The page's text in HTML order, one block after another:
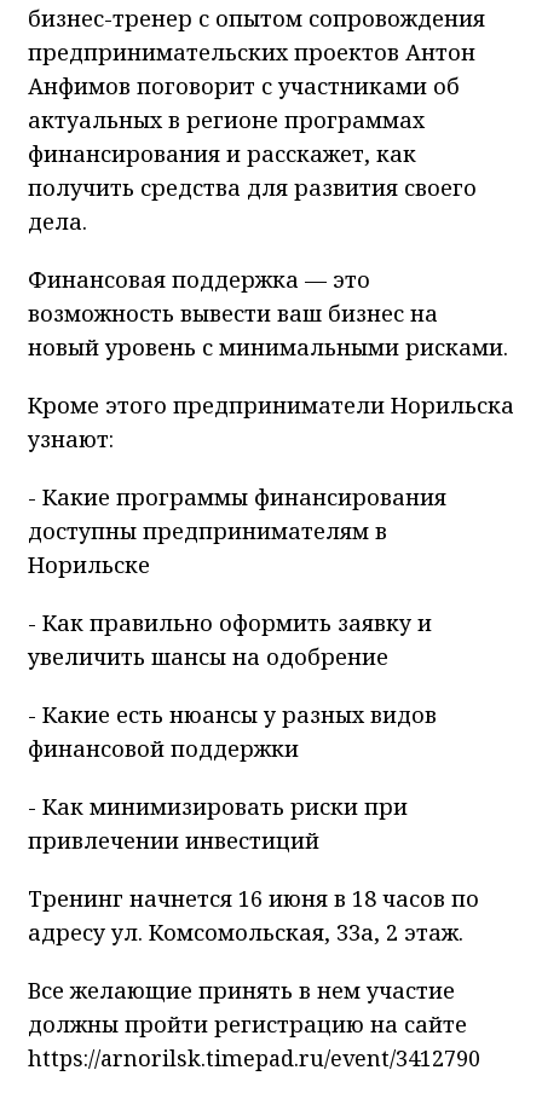
бизнес-тренер с опытом сопровождения
предпринимательских проектов Антон
Анфимов поговорит с участниками об
актуальных в регионе программах
финансирования и расскажет, как
получить средства для развития своего
дела.
Финансовая поддержка — это
возможность вывести ваш бизнес на
новый уровень с минимальными рисками.
Кроме этого предприниматели Норильска
узнают:
- Какие программы финансирования
доступны предпринимателям в
Норильске
- Как правильно оформить заявку и
увеличить шансы на одобрение
- Какие есть нюансы у разных видов
финансовой поддержки
- Как минимизировать риски при
привлечении инвестиций
Тренинг начнется 16 июня в 18 часов по
адресу ул. Комсомольская, 33а, 2 этаж.
Все желающие принять в нем участие
должны пройти регистрацию на сайте
https://arnorilsk.timepad.ru/event/3412790